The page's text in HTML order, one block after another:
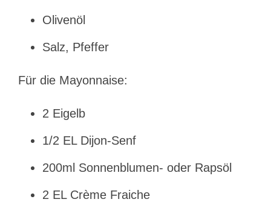
Olivenöl
Salz, Pfeffer
Für die Mayonnaise:
2 Eigelb
1/2 EL Dijon-Senf
200ml Sonnenblumen- oder Rapsöl
2 EL Crème Fraiche